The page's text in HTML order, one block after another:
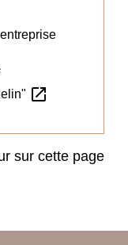
open_in_new
sur cette page